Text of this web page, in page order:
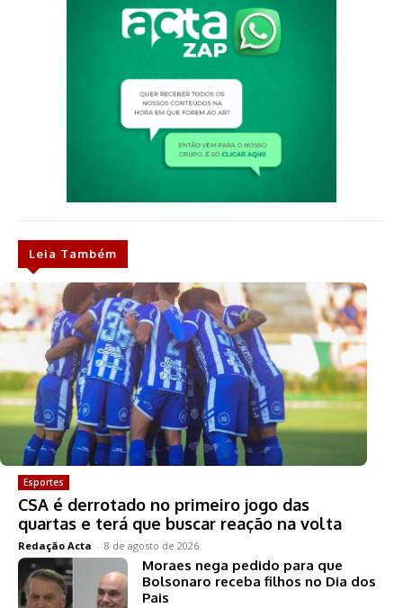
Leia Também
Esportes
CSA é derrotado no primeiro jogo das
quartas e terá que buscar reação na volta
Redação Acta - 8 de agosto de 2026
Moraes nega pedido para que
Bolsonaro receba filhos no Dia dos
Pais